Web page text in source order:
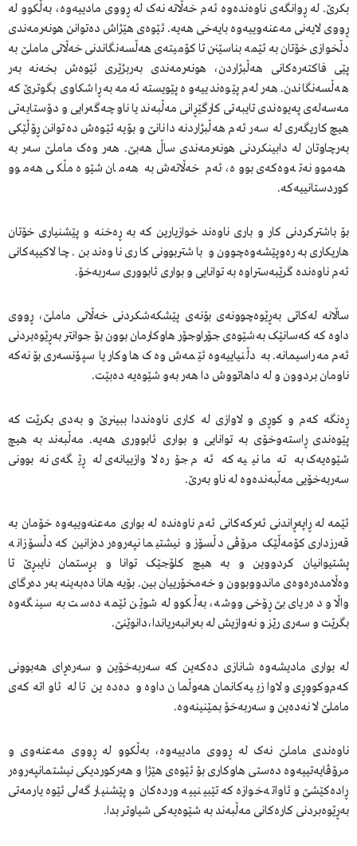
بکرێ. لە ڕوانگەی ناوەندەوە ئەم خەڵاتە نەک لە ڕووی مادییەوە، بەڵکوو لە
ڕووی لایەنی مەعنەوییەوە بایەخی هەیە. ئێوەی هێژاش دەتوانن هونەرمەندی
دڵخوازی خۆتان بە ئێمە بناسێنن تا کۆمیتەی هەڵسەنگاندنی خەڵاتی ماملێ بە
پێی فاکتەرەکانی هەڵبژاردن، هونەرمەندی بەربژێری ئێوەش بخەنە بەر
هەڵسەنگاندن. هەر لەم پێوەندییەوە پێویستە ئەمە بە ڕاشکاوی بگوترێ کە
مەسەلەی په‌یوه‌ندی تایبه‌تی کارگێڕانی مه‌ڵبه‌ند یا ناوچەگەرایی و دۆستایەتی
هیچ کاریگەری لە سەر ئەم هەڵبژاردنە دانانێ و بۆیە ئێوەش دەتوانن ڕۆڵێکی
بەرچاوتان لە دابینکردنی هونەرمەندی ساڵ هەبێ. هەر وەک ماملێ سەر بە
هەموو نەتەوەکەی بووە، ئەم خەڵاتەش بە هەمان شێوە مڵکی هەموو
کوردستانییەکە.
بۆ باشترکردنی کار و باری ناوەند خوازیارین کە بە ڕەخنە و پێشنیاری خۆتان
هاریکاری بەرەوپێشەوەچوون و باشتربوونی کاری ناوەند بن. چالاکییەکانی
ئەم ناوەندە گرێبەستراوە بە توانایی و بواری ئابووری سەربەخۆ.
ساڵانە لەکاتی بەڕێوەچوونەی بۆنەی پێشکەشکردنی خەڵاتی ماملێ، ڕووی
داوە کە کەسانێک بەشێوەی جۆراوجۆر هاوکارمان بوون بۆ جوانتر بەڕێوەبردنی
ئەم مەراسیمانە. بە دڵنیاییەوە ئێمەش وەک هاوکار یا سپۆنسەری بۆنەکە
ناومان بردوون و لە داهاتووش دا هەر بەو شێوەیە دەبێت.
ڕەنگە کەم و کوڕی و لاوازی لە کاری ناوەنددا ببینرێ و بەدی بکرێت کە
پێوەندی ڕاستەوخۆی بە توانایی و بواری ئابووری هەیە. مەڵبەند بە هیچ
شێوەیەک بە تەما نییە کە ئەم جۆرە لاوازییانەی لە ڕێگەی نەبوونی
سەربەخۆیی مەڵبەندەوە لە ناو بەرێ.
ئێمە لە ڕاپەڕاندنی ئەرکەکانی ئەم ناوەندە لە بواری مەعنەوییەوە خۆمان بە
قەرزداری کۆمەڵێک مرۆڤی دڵسۆز و نیشتیمانپەروەر دەزانین کە دڵسۆزانە
پشتیوانیان کردووین و بە هیچ کلۆجێک توانا و بڕستمان نایبڕێ تا
وەڵامدەرەوەی ماندووبوون و خەمخۆرییان بین. بۆیە هانا دەبەینە بەر دەرگای
واڵا و دەریای بێ‌ڕۆخی ووشە، بەڵکوو لە شوێن ئێمە دەست بە سینگەوە
بگرێت و سەری رێز و نەوازیش لە بەرانبەریاندا،دانوێنێ.
لە بواری مادیشەوە شانازی دەکەین کە سەربەخۆین و سەرەڕای هەبوونی
کەم‌وکووڕی و لاوازییەکانمان هەوڵمان داوە و دەدەین تا لە ئاواتەکەی
ماملێ لا نەدەین و سەربەخۆ بمێنینەوە.
ناوەندی ماملێ نەک لە ڕووی مادییەوە، بەڵکوو لە ڕووی مەعنەوی و
مرۆڤایەتییەوە دەستی هاوکاری بۆ ئێوەی هێژا و هەرکوردیکی نیشتمانپەروەر
ڕادەکێشێ و ئاواتەخوازە کە تێبینییە وردەکان و پێشنیارگەلی ئێوە یارمەتی
بەڕێوەبردنی کارەکانی مەڵبەند بە شێوەیەکی شیاوتر بدا.